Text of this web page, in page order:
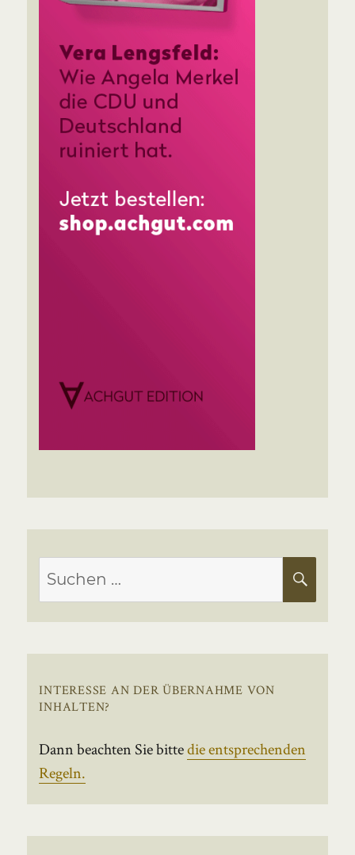
Suchen
nach:
INTERESSE AN DER ÜBERNAHME VON
INHALTEN?
Dann beachten Sie bittedie entsprechenden
Regeln.